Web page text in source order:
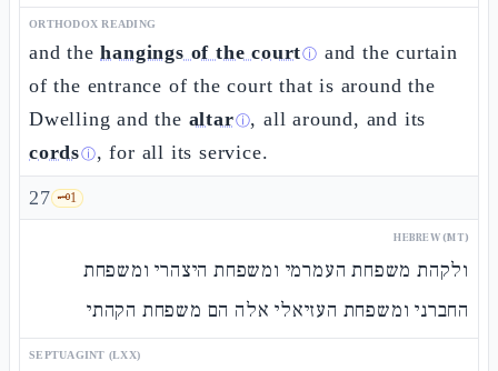
ORTHODOX READING
and thehangings of the courtⓘ and the curtain
of the entrance of the court that is around the
Dwelling and the altarⓘ, all around, and its
cordsⓘ, for all its service.
27 🗝️1
HEBREW (MT)
ולקהת משפחת העמרמי ומשפחת היצהרי ומשפחת
החברני ומשפחת העזיאלי אלה הם משפחת הקהתי
SEPTUAGINT (LXX)